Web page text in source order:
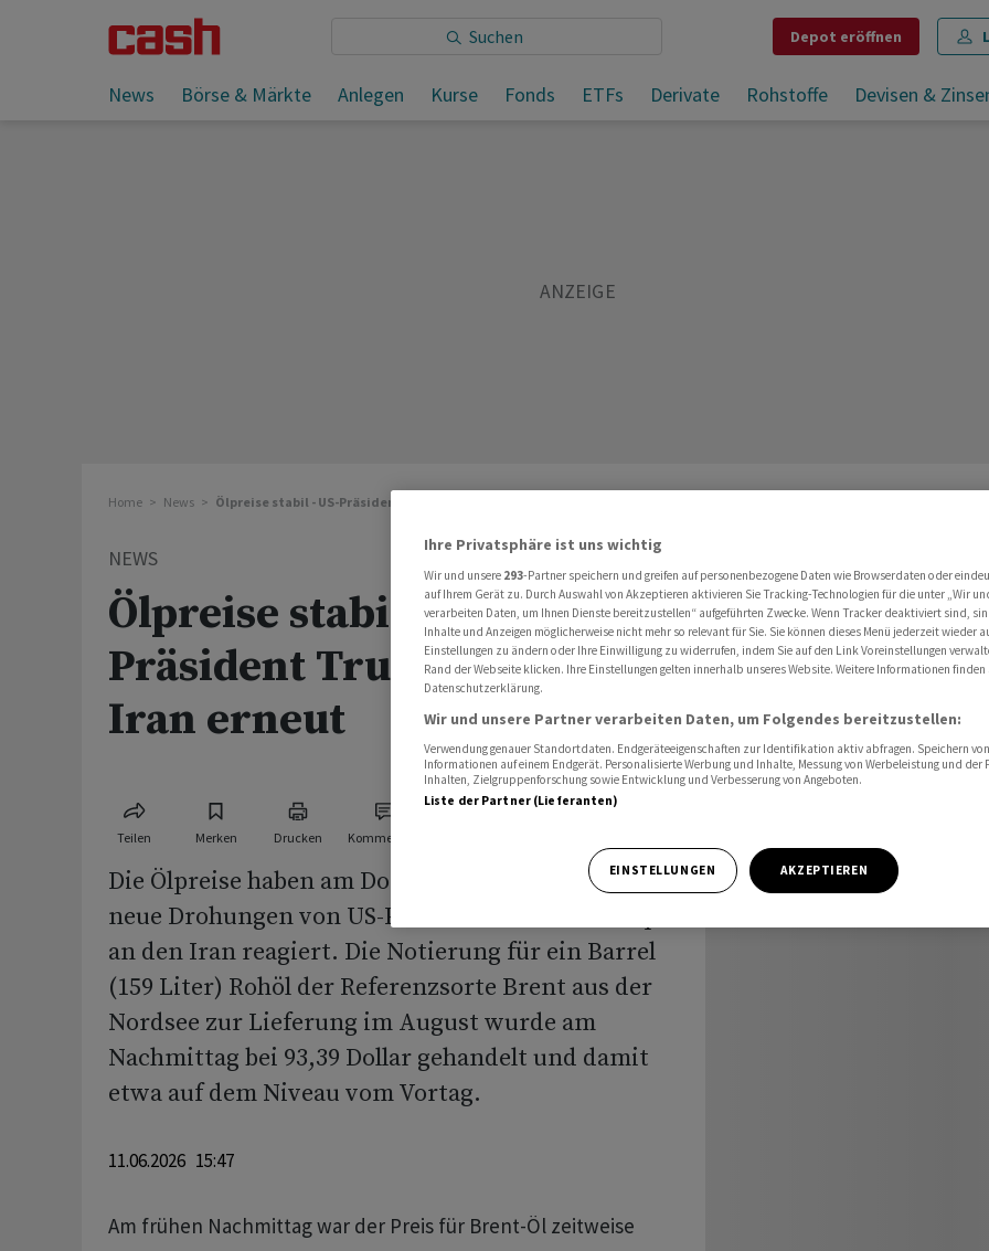
Depot eröffnen
News Börse & Märkte Anlegen Kurse Fonds ETFs Derivate Rohstoffe Devisen &
Sie lesen: Ölpreise stabil - US-Präsident Trump droht dem Iran erneut
Teilen Merken Drucken Kommentare
Home News Ölpreise stabil - US-Präsident Trump droht dem Iran erneut
NEWS
Ölpreise stabil - US-
Präsident Trump droht dem
Iran erneut
Teilen Merken Drucken Kommentare
Die Ölpreise haben am Donnerstag nur kurz auf
neue Drohungen von US-Präsident Donald Trump
an den Iran reagiert. Die Notierung für ein Barrel
(159 Liter) Rohöl der Referenzsorte Brent aus der
Nordsee zur Lieferung im August wurde am
Nachmittag bei 93,39 Dollar gehandelt und damit
etwa auf dem Niveau vom Vortag.
11.06.2026 15:47
Am frühen Nachmittag war der Preis für Brent-Öl zeitweise
Ihre Privatsphäre ist uns wichtig
Wir und unsere 293-Partner speichern und greifen auf personenbezogene Daten wie Browserdaten oder
auf Ihrem Gerät zu. Durch Auswahl von Akzeptieren aktivieren Sie Tracking-Technologien für die unter „Wir
verarbeiten Daten, um Ihnen Dienste bereitzustellen“ aufgeführten Zwecke. Wenn Tracker deaktiviert sind,
Inhalte und Anzeigen möglicherweise nicht mehr so relevant für Sie. Sie können dieses Menü jederzeit wieder
Einstellungen zu ändern oder Ihre Einwilligung zu widerrufen, indem Sie auf den Link Voreinstellungen
Rand der Webseite klicken. Ihre Einstellungen gelten innerhalb unseres Website. Weitere Informationen finden
Datenschutzerklärung.
Wir und unsere Partner verarbeiten Daten, um Folgendes bereitzustellen:
Verwendung genauer Standortdaten. Endgeräteeigenschaften zur Identifikation aktiv abfragen. Speichern
Informationen auf einem Endgerät. Personalisierte Werbung und Inhalte, Messung von Werbeleistung und der
Inhalten, Zielgruppenforschung sowie Entwicklung und Verbesserung von Angeboten.
Liste der Partner (Lieferanten)
EINSTELLUNGEN AKZEPTIEREN